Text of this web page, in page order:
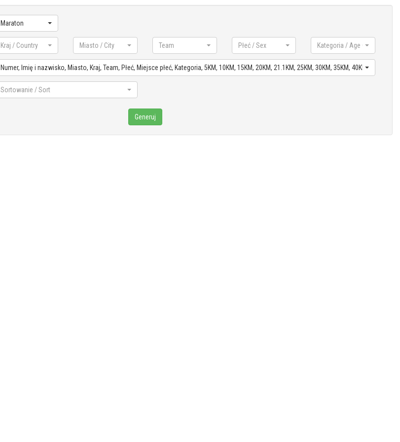
Maraton
Kraj / Country Miasto / City Team Płeć / Sex Kategoria / Age Cat
Numer, Imię i nazwisko, Miasto, Kraj, Team, Płeć, Miejsce płeć, Kategoria, 5KM, 10KM, 15KM, 20KM, 21.1KM, 25KM, 30KM, 35KM, 40KM, Czas
Sortowanie / Sort